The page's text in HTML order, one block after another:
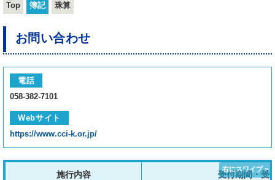
Top 簿記 珠算
お問い合わせ
電話
058-382-7101
Webサイト
https://www.cci-k.or.jp/
施行内容 受付期間・受